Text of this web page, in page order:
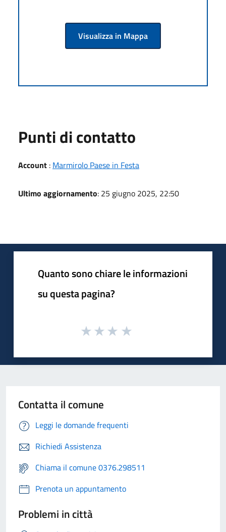
Visualizza in Mappa
Punti di contatto
Account : Marmirolo Paese in Festa
Ultimo aggiornamento: 25 giugno 2025, 22:50
Quanto sono chiare le informazioni
su questa pagina?
Contatta il comune
Leggi le domande frequenti
Richiedi Assistenza
Chiama il comune 0376.298511
Prenota un appuntamento
Problemi in città